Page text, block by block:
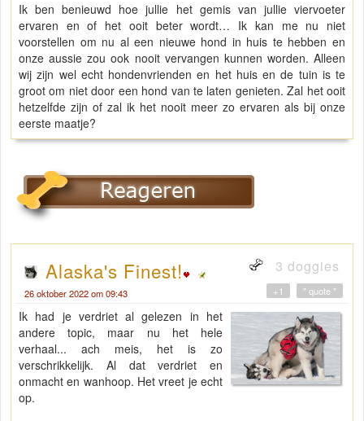
Ik ben benieuwd hoe jullie het gemis van jullie viervoeter
ervaren en of het ooit beter wordt… Ik kan me nu niet
voorstellen om nu al een nieuwe hond in huis te hebben en
onze aussie zou ook nooit vervangen kunnen worden. Alleen
wij zijn wel echt hondenvrienden en het huis en de tuin is te
groot om niet door een hond van te laten genieten. Zal het ooit
hetzelfde zijn of zal ik het nooit meer zo ervaren als bij onze
eerste maatje?
Alaska's Finest! 3 doggies
26 oktober 2022 om 09:43 " quote "
+1
Ik had je verdriet al gelezen in het
andere topic, maar nu het hele
verhaal... ach meis, het is zo
verschrikkelijk. Al dat verdriet en
onmacht en wanhoop. Het vreet je echt
op.